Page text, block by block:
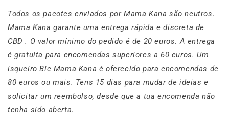
Todos os pacotes enviados por Mama Kana são neutros.
Mama Kana garante uma entrega rápida e discreta de
CBD . O valor mínimo do pedido é de 20 euros. A entrega
é gratuita para encomendas superiores a 60 euros. Um
isqueiro Bic Mama Kana é oferecido para encomendas de
80 euros ou mais. Tens 15 dias para mudar de ideias e
solicitar um reembolso, desde que a tua encomenda não
tenha sido aberta.